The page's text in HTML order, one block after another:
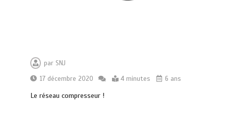
par SNJ
17 décembre 2020
4 minutes 6 ans
Le réseau compresseur !